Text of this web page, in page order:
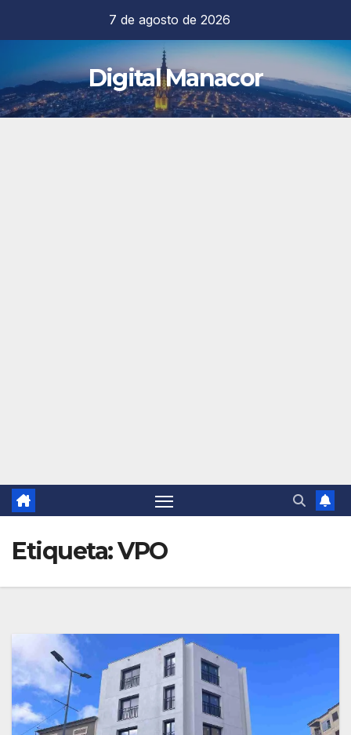
contenido
7 de agosto de 2026
Digital Manacor
Etiqueta:VPO